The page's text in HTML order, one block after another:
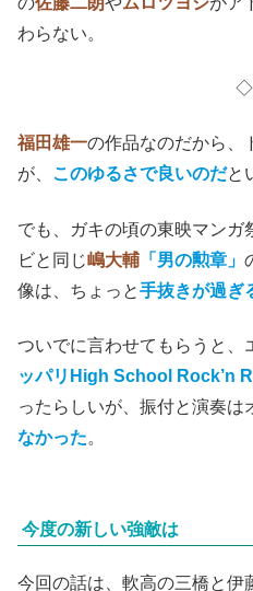
わらない。
◇
福田雄一の作品なのだから、
が、 このゆるさで良いのだと
でも、ガキの頃の東映マンガ
ビと同じ嶋大輔 「男の勲章」
像は、ちょっと手抜きが過ぎ
ついでに言わせてもらうと、
ッパリHigh School Rock’n
ったらしいが、振付と演奏は
なかった。
今度の新しい強敵は
今回の話は、軟高の三橋と伊